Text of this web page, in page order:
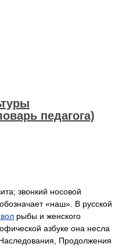
педагога)
звонкий носовой
«наш». В русской
рыбы и женского
азбуке она несла
Продолжения